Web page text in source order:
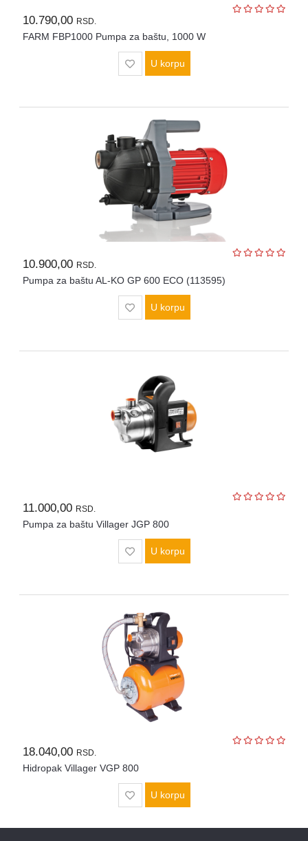
10.790,00 RSD.
FARM FBP1000 Pumpa za baštu, 1000 W
U korpu
10.900,00 RSD.
Pumpa za baštu AL-KO GP 600 ECO (113595)
U korpu
11.000,00 RSD.
Pumpa za baštu Villager JGP 800
U korpu
18.040,00 RSD.
Hidropak Villager VGP 800
U korpu